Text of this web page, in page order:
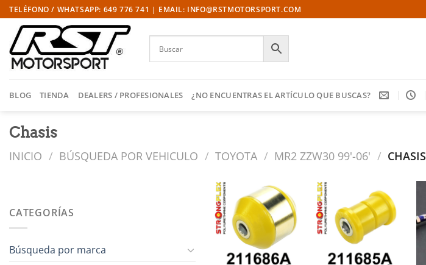
Saltar
al
contenido
TELÉFONO / WHATSAPP: 649 776 741 | EMAIL: INFO@RSTMOTORSPORT.COM
BLOG TIENDA DEALERS / PROFESIONALES ¿NO ENCUENTRAS EL ARTÍCULO QUE BUSCAS?
Chasis
INICIO / BÚSQUEDA POR VEHICULO / TOYOTA / MR2 ZZW30 99'-06' / CHASIS
CATEGORÍAS
Búsqueda por marca
Añadir
a la
lista de
deseos
Añadir
a la
lista de